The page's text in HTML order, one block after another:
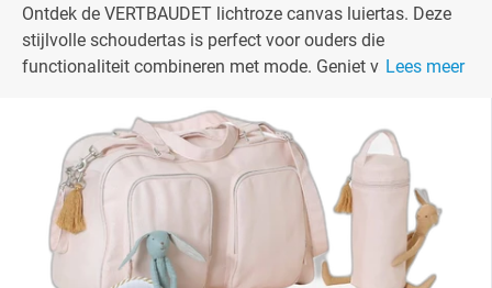
Ontdek de VERTBAUDET lichtroze canvas luiertas. Deze
stijlvolle schoudertas is perfect voor ouders die
functionaliteit combineren met mode. Geniet van de
babybenodigdheden.
Lees meer